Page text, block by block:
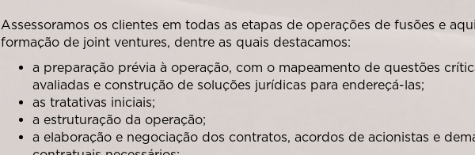
Assessoramos os clientes em todas as etapas de operações de fusões e
formação de joint ventures, dentre as quais destacamos:
a preparação prévia à operação, com o mapeamento de questões
avaliadas e construção de soluções jurídicas para endereçá-las;
as tratativas iniciais;
a estruturação da operação;
a elaboração e negociação dos contratos, acordos de acionistas e